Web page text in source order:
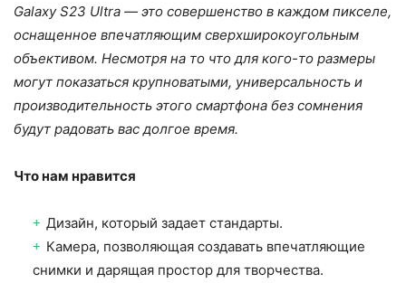
Galaxy S23 Ultra — это совершенство в каждом пикселе,
оснащенное впечатляющим сверхширокоугольным
объективом. Несмотря на то что для кого-то размеры
могут показаться крупноватыми, универсальность и
производительность этого смартфона без сомнения
будут радовать вас долгое время.
Что нам нравится
Дизайн, который задает стандарты.
Камера, позволяющая создавать впечатляющие
снимки и дарящая простор для творчества.